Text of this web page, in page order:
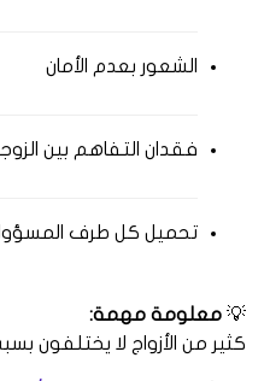
الشعور بعدم الأمان
فقدان التفاهم بين
تحميل كل طرف
💡 معلومة مهمة:
كثير من الأزواج لا يختلفون